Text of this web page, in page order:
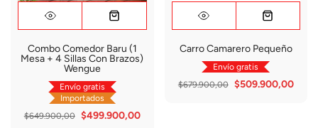
Combo Comedor Baru (1
Mesa + 4 Sillas Con Brazos)
Wengue
Envío gratis
Importados
$649.900,00 $499.900,00
Carro Camarero Pequeño
Envío gratis
$679.900,00 $509.900,00